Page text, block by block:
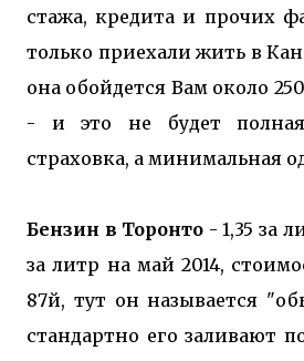
стажа, кредита и прочих
только приехали жить в
она обойдется Вам около
- и это не будет полная
страховка, а минимальная
Бензин в Торонто - 1,35 за
за литр на май 2014,
87й, тут он называется
стандартно его заливают